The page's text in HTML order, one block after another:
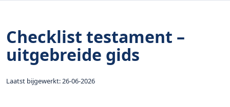
Checklist testament –
uitgebreide gids
Laatst bijgewerkt: 26-06-2026